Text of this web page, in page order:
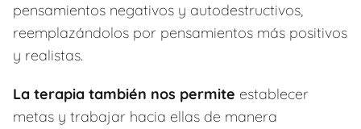
pensamientos negativos y autodestructivos,
reemplazándolos por pensamientos más positivos
y realistas.
La terapia también nos permite establecer
metas y trabajar hacia ellas de manera